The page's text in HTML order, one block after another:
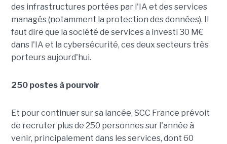
des infrastructures portées par l'IA et des services
managés (notamment la protection des données). Il
faut dire que la société de services a investi 30 M€
dans l'IA et la cybersécurité, ces deux secteurs très
porteurs aujourd'hui.
250 postes à pourvoir
Et pour continuer sur sa lancée, SCC France prévoit
de recruter plus de 250 personnes sur l'année à
venir, principalement dans les services, dont 60